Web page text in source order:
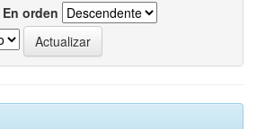
En orden